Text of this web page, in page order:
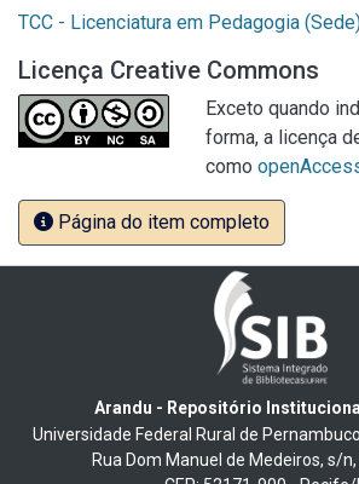
TCC - Licenciatura em Pedagogia
Licença Creative Commons
Exceto quando
forma, a licença
como
Página do item completo
Arandu - Repositório
Universidade Federal Rural de
Rua Dom Manuel de Medeiros, s/